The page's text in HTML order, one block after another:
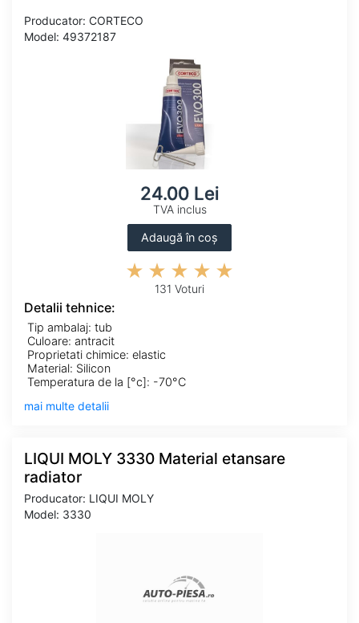
Producator: CORTECO
Model: 49372187
24.00 Lei
TVA inclus
Adaugă în coș
131 Voturi
Detalii tehnice:
Tip ambalaj: tub
Culoare: antracit
Proprietati chimice: elastic
Material: Silicon
Temperatura de la [°c]: -70°C
mai multe detalii
LIQUI MOLY 3330 Material etansare
radiator
Producator: LIQUI MOLY
Model: 3330